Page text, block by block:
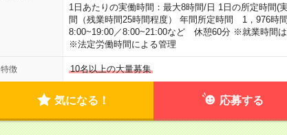
1日あたりの実働時間：最大8時間/日 1日の所定時間
間（残業時間25時間程度） 年間所定時間 1，976時
8:00~19:00／8:00~21:00など 休憩60分 ※就業時間
※法定労働時間による管理
特徴 10名以上の大量募集
気になる！ 応募する